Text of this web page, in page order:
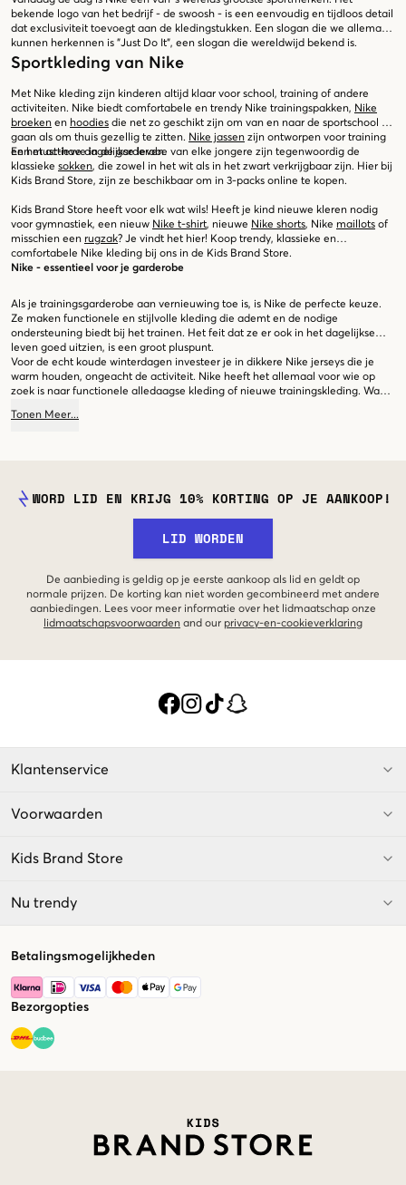
bekende logo van het bedrijf - de swoosh - is een eenvoudig en tijdloos detail
dat exclusiviteit toevoegt aan de kledingstukken. Een slogan die we allemaal
kunnen herkennen is "Just Do It", een slogan die wereldwijd bekend is.
Sportkleding van Nike
Met Nike kleding zijn kinderen altijd klaar voor school, training of andere
activiteiten. Nike biedt comfortabele en trendy Nike trainingspakken, Nike
broeken en hoodies die net zo geschikt zijn om van en naar de sportschool te
gaan als om thuis gezellig te zitten. Nike jassen zijn ontworpen voor training
en het actieve dagelijkse leven.
Een must-have in de garderobe van elke jongere zijn tegenwoordig de
klassieke sokken, die zowel in het wit als in het zwart verkrijgbaar zijn. Hier bij
Kids Brand Store, zijn ze beschikbaar om in 3-packs online te kopen.
Kids Brand Store heeft voor elk wat wils! Heeft je kind nieuwe kleren nodig
voor gymnastiek, een nieuw Nike t-shirt, nieuwe Nike shorts, Nike maillots of
misschien een rugzak? Je vindt het hier! Koop trendy, klassieke en
comfortabele Nike kleding bij ons in de Kids Brand Store.
Nike - essentieel voor je garderobe
Als je trainingsgarderobe aan vernieuwing toe is, is Nike de perfecte keuze.
Ze maken functionele en stijlvolle kleding die ademt en de nodige
ondersteuning biedt bij het trainen. Het feit dat ze er ook in het dagelijkse
leven goed uitzien, is een groot pluspunt.
Voor de echt koude winterdagen investeer je in dikkere Nike jerseys die je
warm houden, ongeacht de activiteit. Nike heeft het allemaal voor wie op
zoek is naar functionele alledaagse kleding of nieuwe trainingskleding. Waar
Tonen Meer...
WORD LID EN KRIJG 10% KORTING OP JE AANKOOP!
LID WORDEN
De aanbieding is geldig op je eerste aankoop als lid en geldt op
normale prijzen. De korting kan niet worden gecombineerd met andere
aanbiedingen. Lees voor meer informatie over het lidmaatschap onze
lidmaatschapsvoorwaarden and our privacy-en-cookieverklaring
Klantenservice
Voorwaarden
Kids Brand Store
Nu trendy
Betalingsmogelijkheden
Bezorgopties